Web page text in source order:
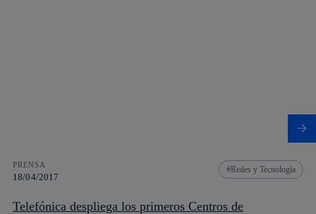
PRENSA
18/04/2017
Redes y Tecnología
Telefónica despliega los primeros Centros de